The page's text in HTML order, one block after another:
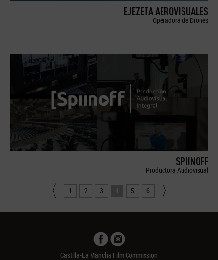
EJEZETA AEROVISUALES
Operadora de Drones
SPIINOFF
Productora Audiovisual
1 2 3 4 5 6
Castilla-La Mancha Film Commission